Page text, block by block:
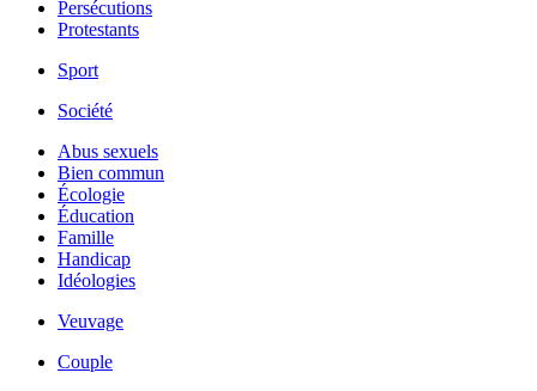
Persécutions
Protestants
Sport
Société
Abus sexuels
Bien commun
Écologie
Éducation
Famille
Handicap
Idéologies
Veuvage
Couple